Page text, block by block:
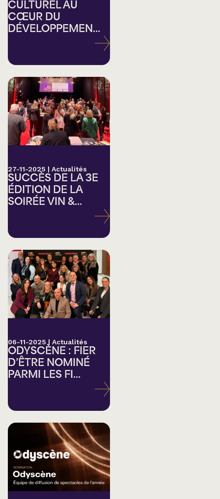
CULTUREL AU
CŒUR DU
DÉVELOPPEMEN...
27-11-2025 | Actualités
SUCCÈS DE LA 3E
ÉDITION DE LA
SOIRÉE VIN &...
06-11-2025 | Actualités
ODYSCÈNE : FIER
D’ÊTRE NOMINÉ
PARMI LES FI...